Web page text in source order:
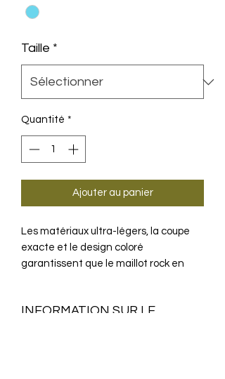
Taille *
Quantité *
Ajouter au panier
Les matériaux ultra-légers, la coupe
exacte et le design coloré
garantissent que le maillot rock en
INFORMATION SUR LE